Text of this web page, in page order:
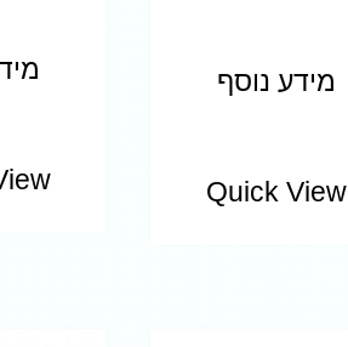
מידע נוסף
Quick View